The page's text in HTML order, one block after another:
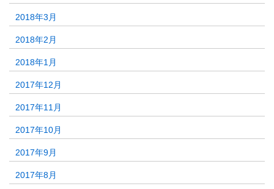
2018年3月
2018年2月
2018年1月
2017年12月
2017年11月
2017年10月
2017年9月
2017年8月